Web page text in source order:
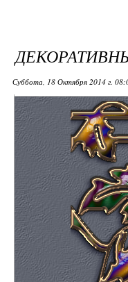
Суббота, 18 Октября 2014 г.